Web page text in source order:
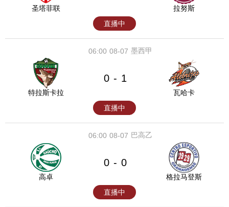
圣塔菲联
拉努斯
直播中
08-07
06:00 墨西甲
特拉斯卡拉
0 - 1
瓦哈卡
直播中
08-07
06:00 巴高乙
高卓
0 - 0
格拉马登斯
直播中